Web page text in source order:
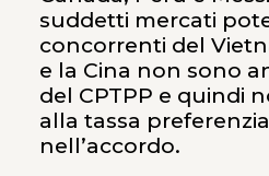
suddetti mercati
concorrenti del
e la Cina non sono
del CPTPP e quindi
alla tassa
nell’accordo.